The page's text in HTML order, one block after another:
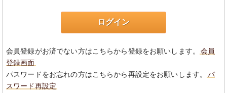
会員登録がお済でない方はこちらから登録をお願いします。
会員
登録画面
パスワードをお忘れの方はこちらから再設定をお願いします。
パ
スワード再設定